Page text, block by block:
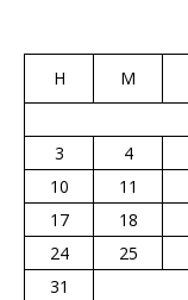
H M
3
4
10
11
17
18
24
25
31